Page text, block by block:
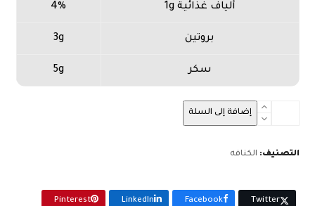
ألياف غذائية 1g 4%
بروتين 3g
سكر 5g
نارين
إضافة إلى السلة
التصنيف: الكنافه
Twitter
Facebook
LinkedIn
Pinterest